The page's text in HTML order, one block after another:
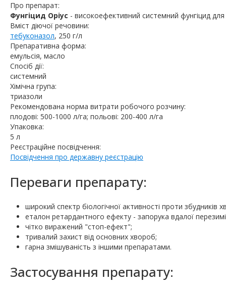
Про препарат:
Фунгіцид Оріус - високоефективний системний фунгіцид
Вміст діючої речовини:
тебуконазол, 250 г/л
Препаративна форма:
емульсія, масло
Спосіб дії:
системний
Хімічна група:
триазоли
Рекомендована норма витрати робочого розчину:
плодові: 500-1000 л/га; польові: 200-400 л/га
Упаковка:
5 л
Реєстраційне посвідчення:
Посвідчення про державну реєстрацію
Переваги препарату:
широкий спектр біологічної активності проти збудників
еталон ретардантного ефекту - запорука вдалої
чітко виражений "стоп-ефект";
тривалий захист від основних хвороб;
гарна змішуваність з іншими препаратами.
Застосування препарату: